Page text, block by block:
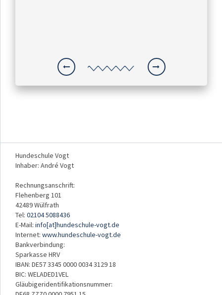
Hundeschule Vogt
Inhaber: André Vogt
Rechnungsanschrift:
Flehenberg 101
42489 Wülfrath
Tel: 02104 5088436
E-Mail: info[at]hundeschule-vogt.de
Internet: www.hundeschule-vogt.de
Bankverbindung:
Sparkasse HRV
IBAN: DE57 3345 0000 0034 3129 18
BIC: WELADED1VEL
Gläubigeridentifikationsnummer: